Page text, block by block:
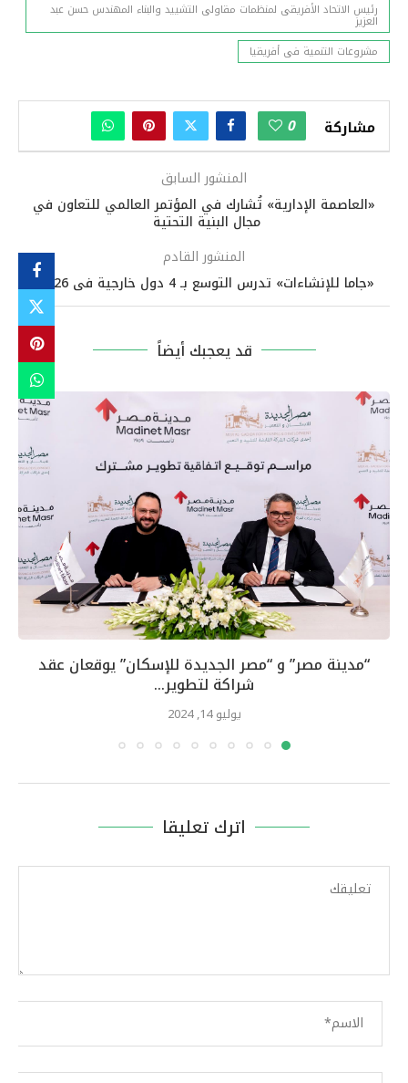
رئيس الاتحاد الأفريقى لمنظمات مقاولى التشييد والبناء المهندس حسن عبد
العزيز
مشروعات التنمية فى أفريقيا
مشاركة 0
المنشور السابق
«العاصمة الإدارية» تُشارك في المؤتمر العالمي للتعاون في
مجال البنية التحتية
المنشور القادم
«جاما للإنشاءات» تدرس التوسع بـ 4 دول خارجية فى 2026
قد يعجبك أيضاً
“مدينة مصر” و “مصر الجديدة للإسكان” يوقعان عقد
شراكة لتطوير...
يوليو 14, 2024
اترك تعليقا